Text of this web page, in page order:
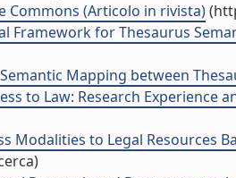
Commons (Articolo in rivista)
Framework for Thesaurus
Mapping between
to Law: Research
Modalities to Legal Resources